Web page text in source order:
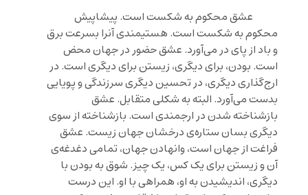
عشق محکوم به شکست است. پیشاپیش
محکوم به شکست است. هستیمندی آنرا بسرعت برق
و باد از پای در می‌آورد. عشق حضور در جهان محض
است. بودن، برای دیگری، زیستن برای دیگری است. در
ارج‌گذاری دیگری، در تحسین دیگری سرزندگی و پویایی
بدست می‌آورد. البته به شکلی متقابل. عشق
بازشناخته شدن در ارجمندی است. بازشناخته از سوی
دیگری بسان ستاره‌ی درخشان جهان زیست. عشق
فراغت از جهان است، وانهادن جهان، تمامی دغدغه‌ی
آن و زیستن برای یک کس، یک چیز. شوق به بودن با
دیگری، اندیشیدن به او، همراهی با او. این درست